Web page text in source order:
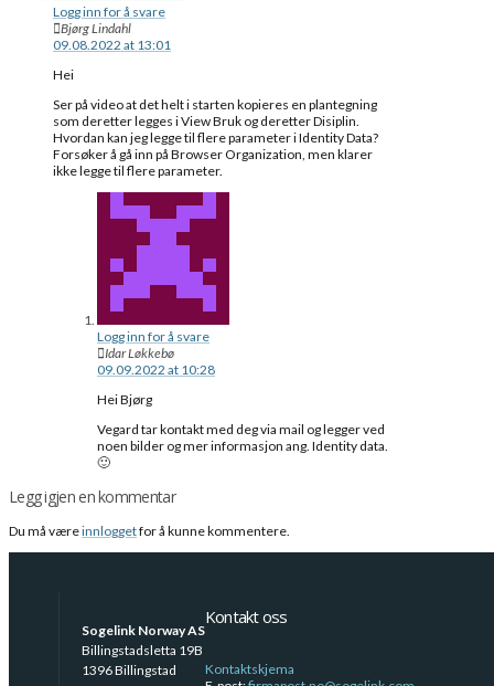
Logg inn for å svare
Bjørg Lindahl
09.08.2022 at 13:01
Hei
Ser på video at det helt i starten kopieres en plantegning
som deretter legges i View Bruk og deretter Disiplin.
Hvordan kan jeg legge til flere parameter i Identity Data?
Forsøker å gå inn på Browser Organization, men klarer
ikke legge til flere parameter.
Logg inn for å svare
Idar Løkkebø
09.09.2022 at 10:28
Hei Bjørg
Vegard tar kontakt med deg via mail og legger ved
noen bilder og mer informasjon ang. Identity data.
🙂
Legg igjen en kommentar
Du må væreinnloggetfor å kunne kommentere.
Sogelink Norway AS
Billingstadsletta 19B
1396 Billingstad
Kontakt oss
Kontaktskjema